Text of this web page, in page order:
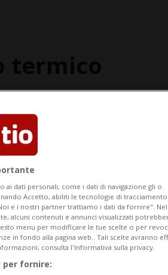
ai dati personali, come i dati di navigazione gli o
Accetto, abiliti le tecnologie di tracciamento
e i nostri partner trattiamo i dati da fornire". Nel
alcuni contenuti e annunci visualizzati
menu per modificare le tue scelte o per
in fondo alla pagina web.. Tali scelte avranno
consulta l'Informativa sulla privacy.
fornire: